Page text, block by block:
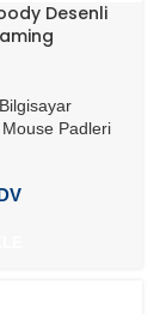
Desenli
Bilgisayar
Mouse Padleri